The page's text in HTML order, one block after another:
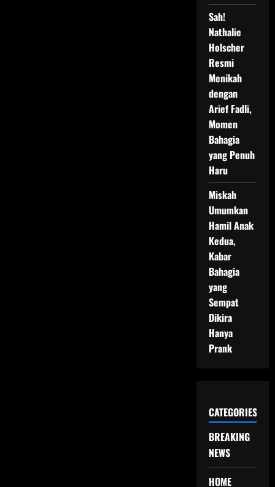
Sah!
Nathalie
Holscher
Resmi
Menikah
dengan
Arief Fadli,
Momen
Bahagia
yang Penuh
Haru
Miskah
Umumkan
Hamil Anak
Kedua,
Kabar
Bahagia
yang
Sempat
Dikira
Hanya
Prank
CATEGORIES
BREAKING
NEWS
HOME